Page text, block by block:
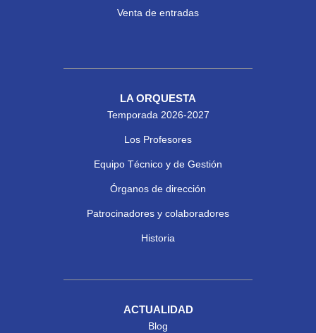
Venta de entradas
LA ORQUESTA
Temporada 2026-2027
Los Profesores
Equipo Técnico y de Gestión
Órganos de dirección
Patrocinadores y colaboradores
Historia
ACTUALIDAD
Blog